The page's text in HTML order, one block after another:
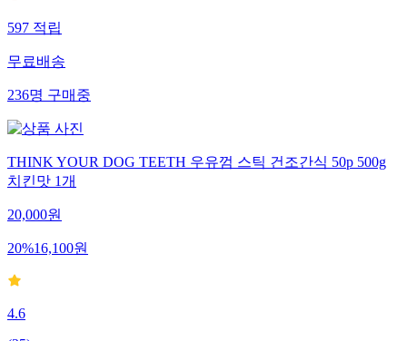
597적립
무료배송
236명구매중
THINK YOUR DOG TEETH 우유껌 스틱 건조간식 50p 500g
치킨맛 1개
20,000원
20%16,100원
4.6